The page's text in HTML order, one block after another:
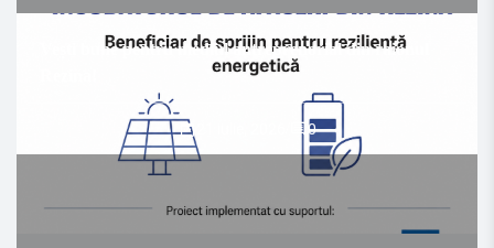
Vești bune pentru mediul antreprenorial din raionul
0